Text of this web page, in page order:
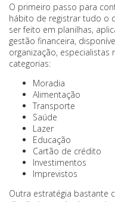
O primeiro passo para
hábito de registrar tudo o
ser feito em planilhas,
gestão financeira,
organização,
categorias:
Moradia
Alimentação
Transporte
Saúde
Lazer
Educação
Cartão de crédito
Investimentos
Imprevistos
Outra estratégia bastante